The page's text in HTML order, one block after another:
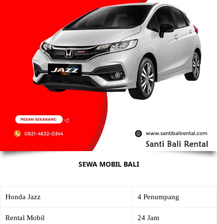
SEWA MOBIL BALI
Honda Jazz 4 Penumpang
Rental Mobil 24 Jam